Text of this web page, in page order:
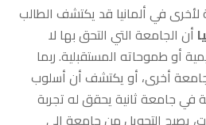
في ألمانيا قد يكتشف الطالب
أن الجامعة التي التحق بها لا
أو طموحاته المستقبلية. ربما
أخرى، أو يكتشف أن أسلوب
في جامعة ثانية يحقق له تجربة
يصبح التحويل من جامعة إلى